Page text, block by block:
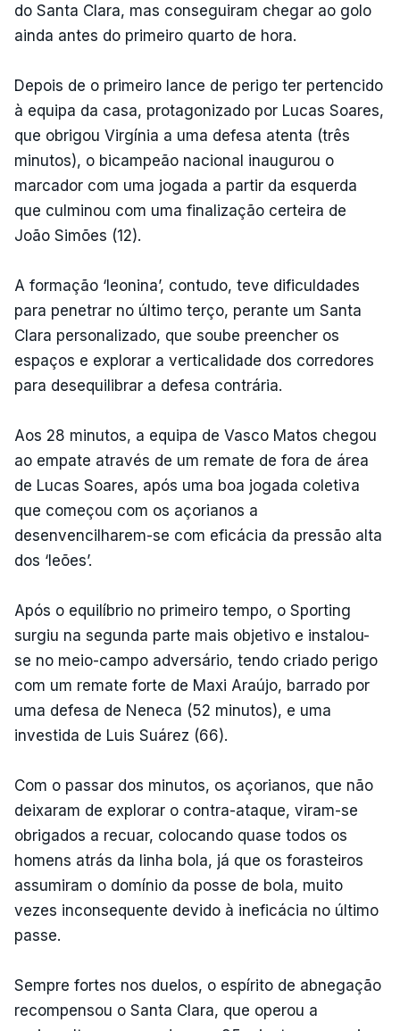
do Santa Clara, mas conseguiram chegar ao golo
ainda antes do primeiro quarto de hora.
Depois de o primeiro lance de perigo ter pertencido
à equipa da casa, protagonizado por Lucas Soares,
que obrigou Virgínia a uma defesa atenta (três
minutos), o bicampeão nacional inaugurou o
marcador com uma jogada a partir da esquerda
que culminou com uma finalização certeira de
João Simões (12).
A formação ‘leonina’, contudo, teve dificuldades
para penetrar no último terço, perante um Santa
Clara personalizado, que soube preencher os
espaços e explorar a verticalidade dos corredores
para desequilibrar a defesa contrária.
Aos 28 minutos, a equipa de Vasco Matos chegou
ao empate através de um remate de fora de área
de Lucas Soares, após uma boa jogada coletiva
que começou com os açorianos a
desenvencilharem-se com eficácia da pressão alta
dos ‘leões’.
Após o equilíbrio no primeiro tempo, o Sporting
surgiu na segunda parte mais objetivo e instalou-
se no meio-campo adversário, tendo criado perigo
com um remate forte de Maxi Araújo, barrado por
uma defesa de Neneca (52 minutos), e uma
investida de Luis Suárez (66).
Com o passar dos minutos, os açorianos, que não
deixaram de explorar o contra-ataque, viram-se
obrigados a recuar, colocando quase todos os
homens atrás da linha bola, já que os forasteiros
assumiram o domínio da posse de bola, muito
vezes inconsequente devido à ineficácia no último
passe.
Sempre fortes nos duelos, o espírito de abnegação
recompensou o Santa Clara, que operou a